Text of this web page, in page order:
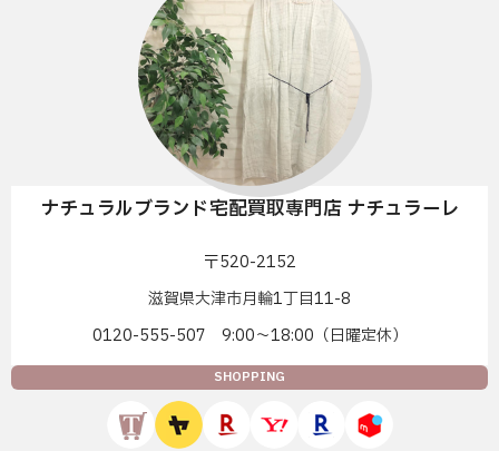
ナチュラルブランド宅配買取専門店 ナチュラーレ
〒520-2152
滋賀県大津市月輪1丁目11-8
0120-555-507 9:00〜18:00（日曜定休）
SHOPPING